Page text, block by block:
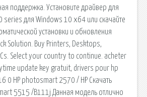
поддержка. Установите драйвер для
series для Windows 10 x64 или скачайте
установки и обновления
Solution. Buy Printers, Desktops,
Select your country to continue. acheter
update key gratuit, drivers pour hp
0 HP photosmart 2570 / HP Скачать
5515 /B111j Данная модель отлично